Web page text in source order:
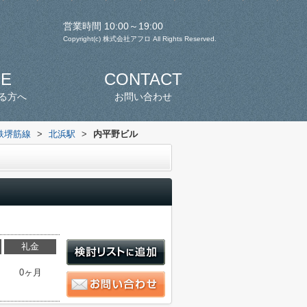
営業時間 10:00～19:00
Copyright(c) 株式会社アフロ All Rights Reserved.
方へ
CONTACT
お問い合わせ
堺筋線 > 北浜駅 > 内平野ビル
礼金
0ヶ月